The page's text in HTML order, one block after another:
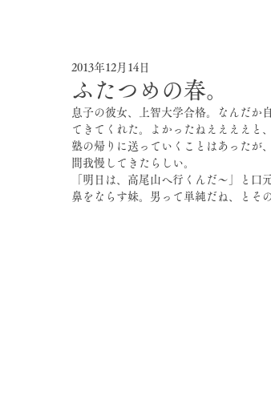
ふたつめの春。
2013年12月14日
息子の彼女、上智大学合格。なんだか
てきてくれた。よかったねええええと
塾の帰りに送っていくことはあったが
間我慢してきたらしい。
「明日は、高尾山へ行くんだ〜」と口
鼻をならす妹。男って単純だね、とそ